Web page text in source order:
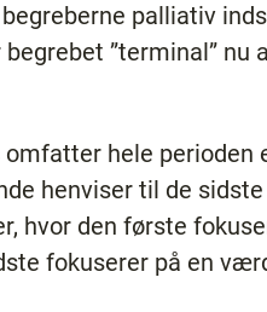
palliativ
”terminal”
hele
henviser til de
hvor den første
fokuserer på en